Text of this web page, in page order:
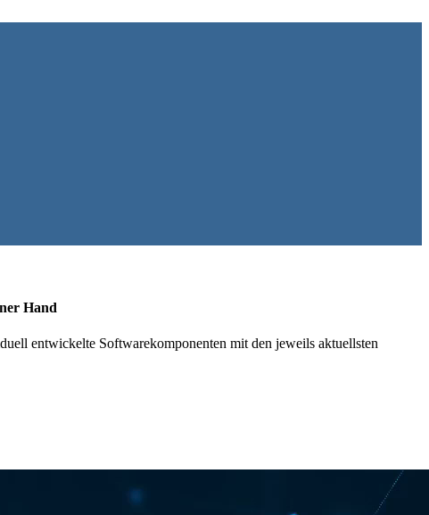
Hand
entwickelte Softwarekomponenten mit den jeweils aktuellsten